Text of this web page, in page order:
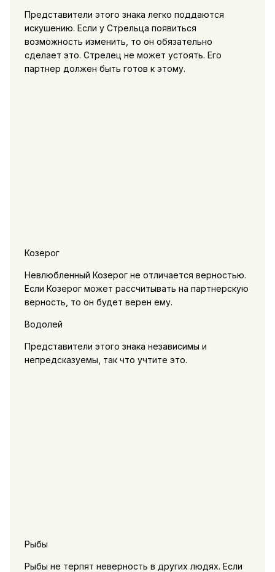
Представители этого знака легко поддаются
искушению. Если у Стрельца появиться
возможность изменить, то он обязательно
сделает это. Стрелец не может устоять. Его
партнер должен быть готов к этому.
Козерог
Невлюбленный Козерог не отличается верностью.
Если Козерог может рассчитывать на партнерскую
верность, то он будет верен ему.
Водолей
Представители этого знака независимы и
непредсказуемы, так что учтите это.
Рыбы
Рыбы не терпят неверность в других людях. Если